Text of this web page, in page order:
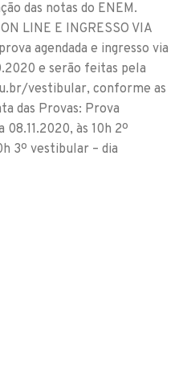
das notas do ENEM.
LINE E INGRESSO VIA
agendada e ingresso via
e serão feitas pela
vestibular, conforme as
das Provas: Prova
às 10h 2º
3º vestibular – dia